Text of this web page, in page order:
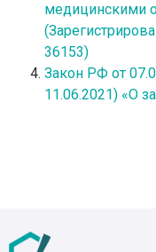
медицинскими
36153)
Закон РФ от
11.06.2021) «О